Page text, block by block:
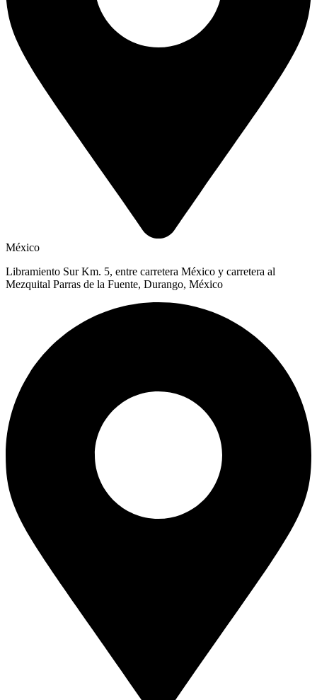
México
Libramiento Sur Km. 5, entre carretera México y carretera al
Mezquital Parras de la Fuente, Durango, México